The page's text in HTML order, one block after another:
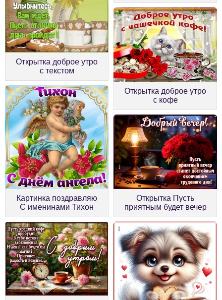
Открытка доброе утро
с текстом
Открытка доброе утро
с кофе
Картинка поздравляю
С именинами Тихон
Открытка Пусть
приятным будет вечер